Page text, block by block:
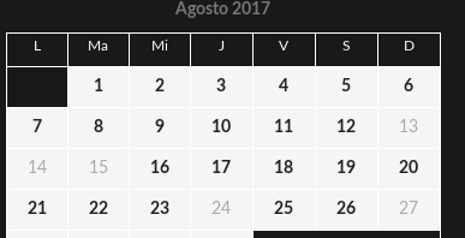
Agosto 2017
L Ma Mi J V S D
1 2 3 4 5 6
7 8 9 10 11 12 13
14 15 16 17 18 19 20
21 22 23 24 25 26 27